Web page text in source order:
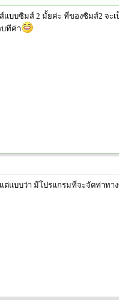
บบซิมส์ 2 มั้ยค่ะ ที่ของซิมส์2 จะ
ทีค่า
แบบว่า มีโปรแกรมที่จะจัดท่าทา